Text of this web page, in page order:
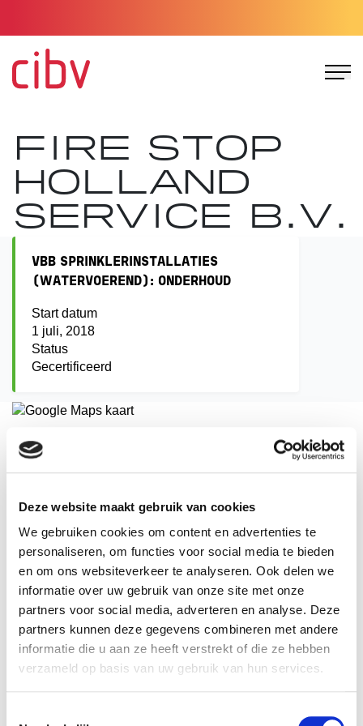
Deze website maakt gebruik van cookies
We gebruiken cookies om content en advertenties te
personaliseren, om functies voor social media te bieden
en om ons websiteverkeer te analyseren. Ook delen we
informatie over uw gebruik van onze site met onze
partners voor social media, adverteren en analyse. Deze
partners kunnen deze gegevens combineren met andere
informatie die u aan ze heeft verstrekt of die ze hebben
verzameld op basis van uw gebruik van hun services.
FIRE STOP
HOLLAND
SERVICE B.V.
VBB SPRINKLERINSTALLATIES
(WATERVOEREND): ONDERHOUD
Start datum
1 juli, 2018
Status
Gecertificeerd
Adres
Vriezenveen
Postadres
Nieuwe Daarlerveenseweg 7
7671 SK
Vriezenveen
Telefoon
075-6150437
E-mail adres
info@fshservice.nl
Website